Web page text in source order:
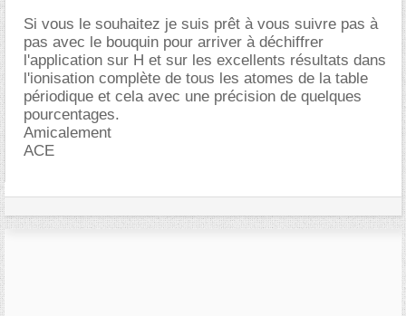
Si vous le souhaitez je suis prêt à vous suivre pas à
pas avec le bouquin pour arriver à déchiffrer
l'application sur H et sur les excellents résultats dans
l'ionisation complète de tous les atomes de la table
périodique et cela avec une précision de quelques
pourcentages.
Amicalement
ACE